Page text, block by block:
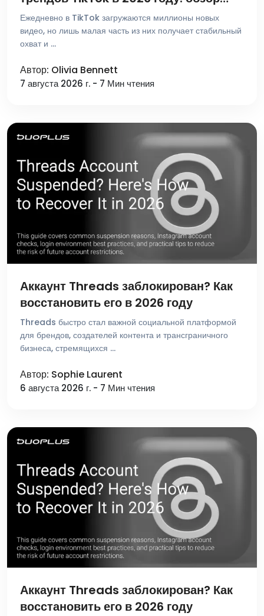
лучших платформ для поиска и
аналитики
Ежедневно в TikTok загружаются миллионы новых
видео, но лишь малая часть из них получает стабильный
охват и …
Автор: Olivia Bennett
7 августа 2026 г. - 7 Мин чтения
Аккаунт Threads заблокирован? Как
восстановить его в 2026 году
Threads быстро стал важной социальной платформой
для брендов, создателей контента и трансграничного
бизнеса, стремящихся …
Автор: Sophie Laurent
6 августа 2026 г. - 7 Мин чтения
Аккаунт Threads заблокирован? Как
восстановить его в 2026 году